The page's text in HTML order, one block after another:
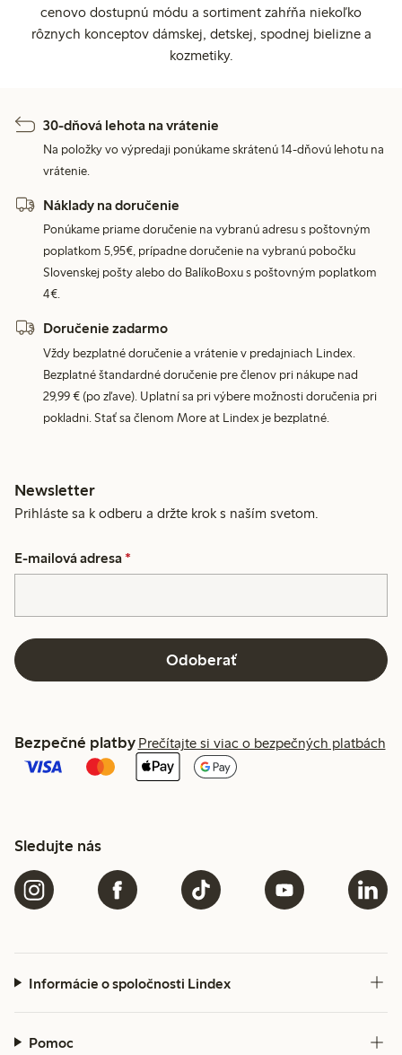
cenovo dostupnú módu a sortiment zahŕňa niekoľko
rôznych konceptov dámskej, detskej, spodnej bielizne a
kozmetiky.
30-dňová lehota na vrátenie
Na položky vo výpredaji ponúkame skrátenú 14-dňovú lehotu na
vrátenie.
Náklady na doručenie
Ponúkame priame doručenie na vybranú adresu s poštovným
poplatkom 5,95€, prípadne doručenie na vybranú pobočku
Slovenskej pošty alebo do BalíkoBoxu s poštovným poplatkom
4€.
Doručenie zadarmo
Vždy bezplatné doručenie a vrátenie v predajniach Lindex.
Bezplatné štandardné doručenie pre členov pri nákupe nad
29,99 € (po zľave). Uplatní sa pri výbere možnosti doručenia pri
pokladni. Stať sa členom More at Lindex je bezplatné.
Newsletter
Prihláste sa k odberu a držte krok s naším svetom.
E-mailová adresa *
Odoberať
Bezpečné platby Prečítajte si viac o bezpečných platbách
Sledujte nás
Informácie o spoločnosti Lindex
Pomoc